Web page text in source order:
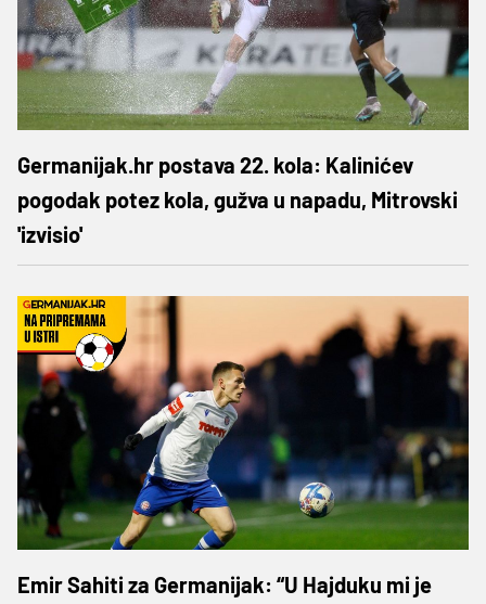
Germanijak.hr postava 22. kola: Kalinićev
pogodak potez kola, gužva u napadu, Mitrovski
'izvisio'
Emir Sahiti za Germanijak: “U Hajduku mi je